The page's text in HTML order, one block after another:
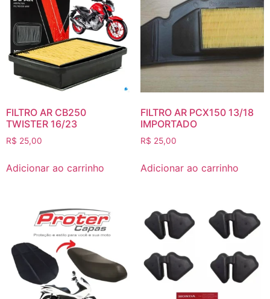
FILTRO AR CB250
TWISTER 16/23
R$ 25,00
Adicionar ao carrinho
FILTRO AR PCX150 13/18
IMPORTADO
R$ 25,00
Adicionar ao carrinho